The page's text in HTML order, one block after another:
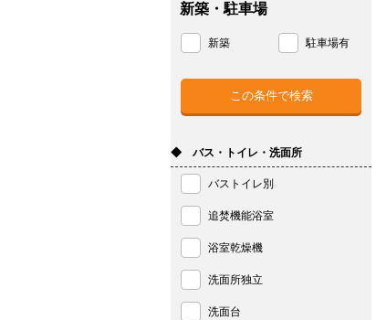
新築・駐車場
新築 駐車場有
◆ バス・トイレ・洗面所
バストイレ別
追焚機能浴室
浴室乾燥機
洗面所独立
洗面台